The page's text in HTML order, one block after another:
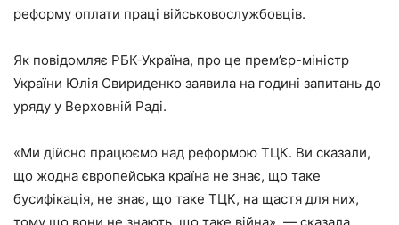
реформу оплати праці військовослужбовців.
Як повідомляє РБК-Україна, про це прем’єр-міністр
України Юлія Свириденко заявила на годині запитань до
уряду у Верховній Раді.
«Ми дійсно працюємо над реформою ТЦК. Ви сказали,
що жодна європейська країна не знає, що таке
бусифікація, не знає, що таке ТЦК, на щастя для них,
тому що вони не знають, що таке війна», — сказала